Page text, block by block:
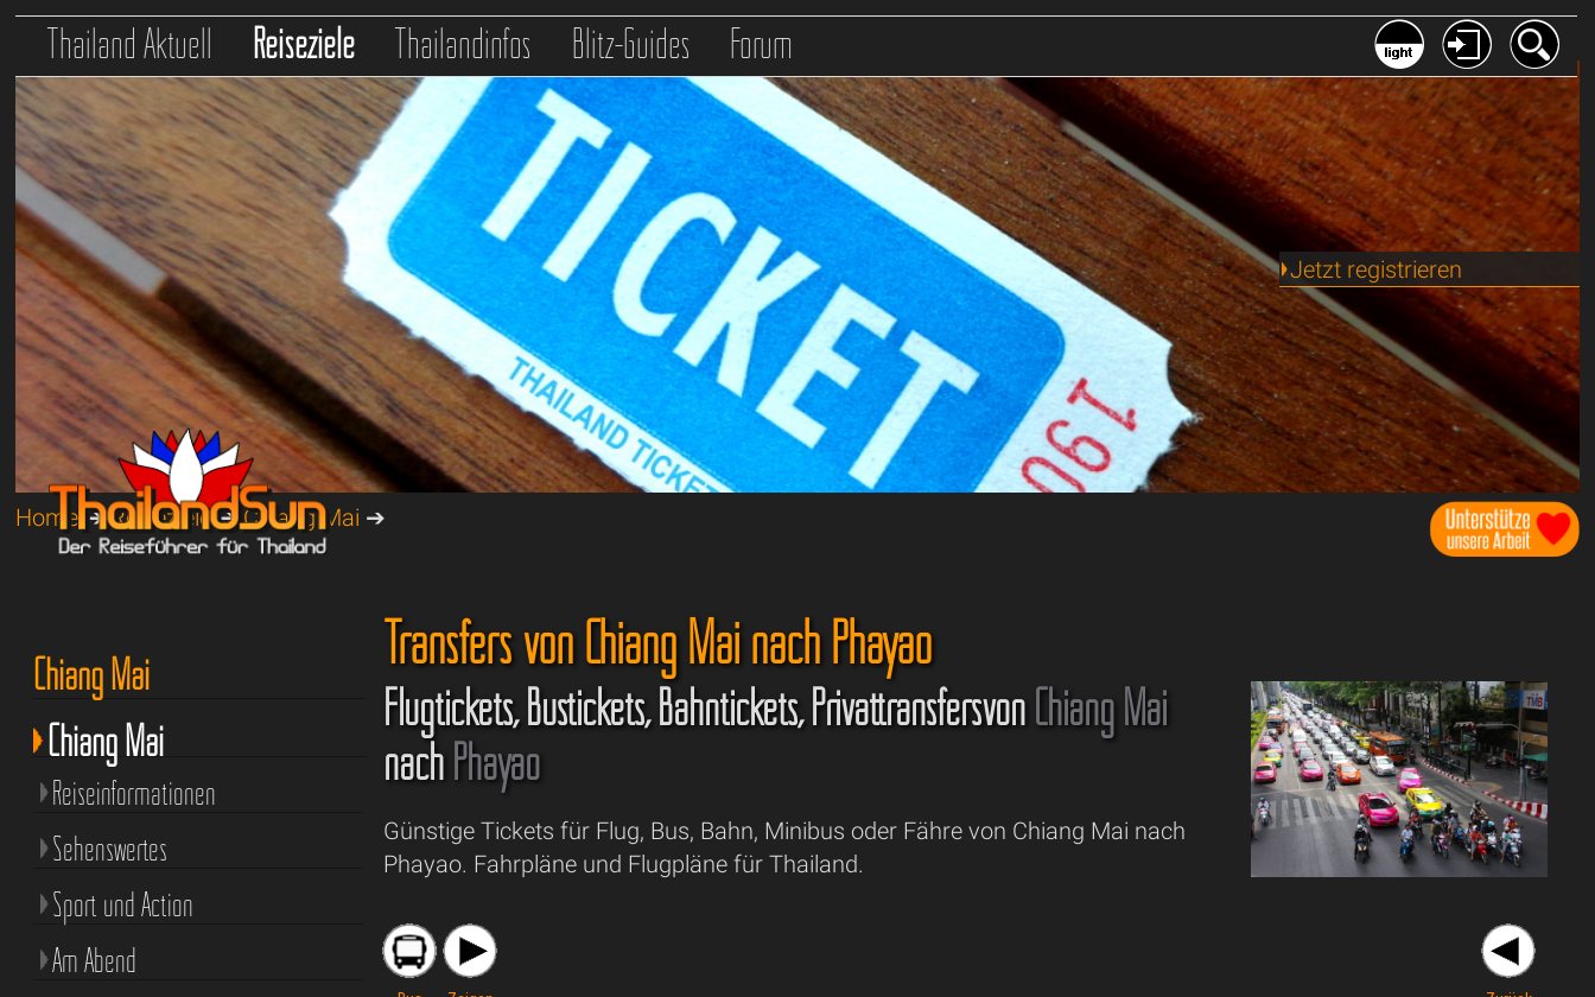
Thailand Aktuell Reiseziele Thailandinfos Blitz-Guides Forum
Jetzt registrieren
Home➔Reiseziele➔Chiang Mai ➔
Transfers von Chiang Mai nach Phayao
Flugtickets, Bustickets, Bahntickets, PrivattransfersvonChiang Mai
nach Phayao
Günstige Tickets für Flug, Bus, Bahn, Minibus oder Fähre von Chiang Mai nach
Phayao. Fahrpläne und Flugpläne für Thailand.
Chiang Mai
Chiang Mai
Reiseinformationen
Sehenswertes
Sport und Action
Am Abend